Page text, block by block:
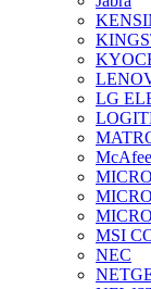
LG
MSI
NEC